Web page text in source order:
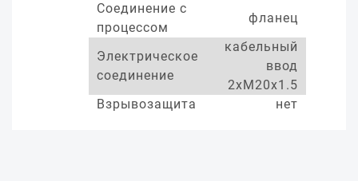
Соединение с
процессом
фланец
Электрическое
соединение
кабельный
ввод
2xM20x1.5
Взрывозащита
нет